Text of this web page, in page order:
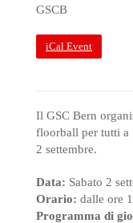
Il GSC Bern
floorball per tutti a
2 settembre.
Data: Sabato 2
Orario: dalle ore
Programma di
GSCB
iCal Event